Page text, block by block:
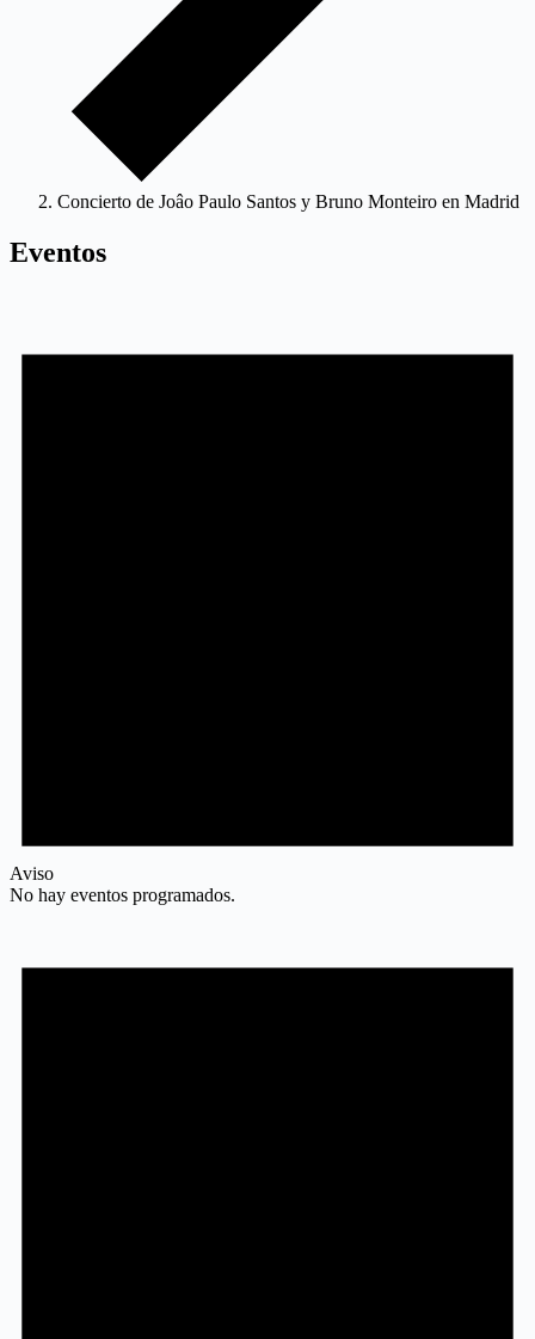
Concierto de Joâo Paulo Santos y Bruno Monteiro en Madrid
Eventos
Aviso
No hay eventos programados.